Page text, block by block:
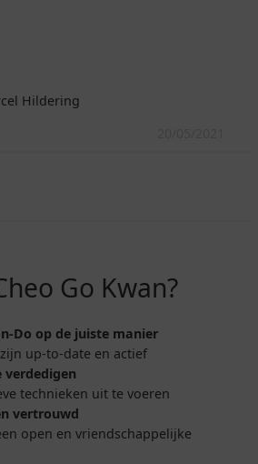
Hildering
Go Kwan?
Do op de juiste manier
up-to-date en actief
verdedigen
technieken uit te voeren
vertrouwd
open en vriendschappelijke